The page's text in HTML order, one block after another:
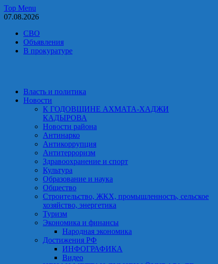
Skip
to
Top Menu
07.08.2026
СВО
Объявления
В прокуратуре
Власть и политика
Новости
К ГОДОВЩИНЕ АХМАТА-ХАДЖИ
КАДЫРОВА
Новости района
Антинарко
Антикоррупция
Антитерроризм
Здравоохранение и спорт
Культура
Образование и наука
Общество
Строительство, ЖКХ, промышленность, сельское
хозяйство, энергетика
Туризм
Экономика и финансы
Народная экономика
Достижения РФ
ИНФОГРАФИКА
Видео